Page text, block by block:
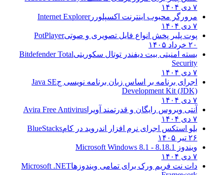
۷ دی ۱۴۰۴
مرورگر محبوب اینترنت اکسپلوررInternet Explorer
۷ دی ۱۴۰۴
پوت پلیر پخش انواع فایل تصویری و صوتیPotPlayer
۲۰ خرداد ۱۴۰۵
بسته امنیتی بیت دیفندر توتال سکوریتیBitdefender Total
Security
۷ دی ۱۴۰۴
اجرای برنامه بر اساس زبان برنامه نویسی جJava SE
Development Kit (JDK)
۷ دی ۱۴۰۴
آنتی ویروس رایگان و قدرتمند آویرا Avira Free Antivirus
۷ دی ۱۴۰۴
بلو استکس اجرای نرم افزار اندروید در کامBlueStacks
۲۶ تیر ۱۴۰۵
ویندوز 8.1
8.1 - Microsoft Windows 8.1
۷ دی ۱۴۰۴
دات نت فریم ورک برای تمامی ویندوزهاMicrosoft .NET